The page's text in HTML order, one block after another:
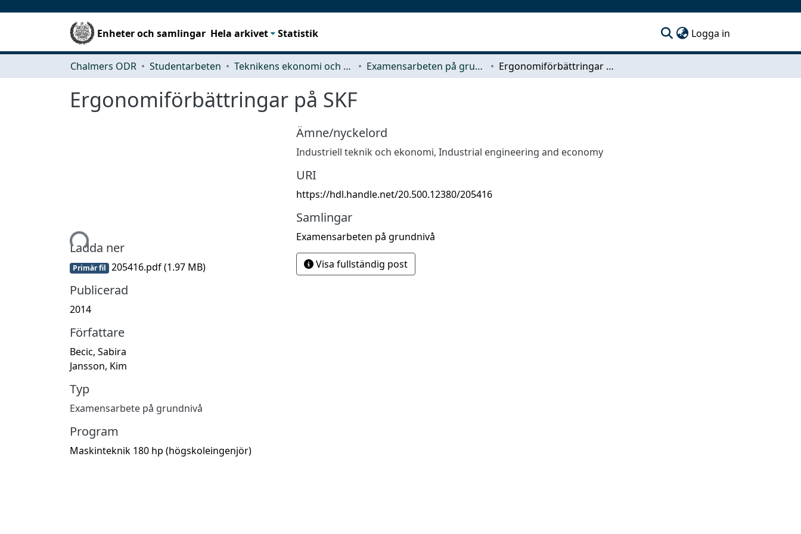
Enheter och samlingar Hela arkivet Statistik Logga in
Chalmers ODR Studentarbeten Teknikens ekonomi och organisation Examensarbeten på grundnivå Ergonomiförbättringar på SKF
Ergonomiförbättringar på SKF
Hämtar...Ladda ner
Primär fil 205416.pdf(1.97 MB)
Publicerad
2014
Författare
Becic, Sabira
Jansson, Kim
Typ
Examensarbete på grundnivå
Program
Maskinteknik 180 hp (högskoleingenjör)
Ämne/nyckelord
Industriell teknik och ekonomi, Industrial engineering and economy
URI
https://hdl.handle.net/20.500.12380/205416
Samlingar
Examensarbeten på grundnivå
Visa fullständig post